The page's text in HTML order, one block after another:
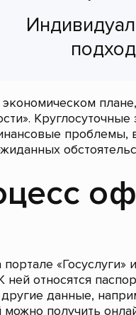
подход
проблемы,
ней относятся
данные,
получить